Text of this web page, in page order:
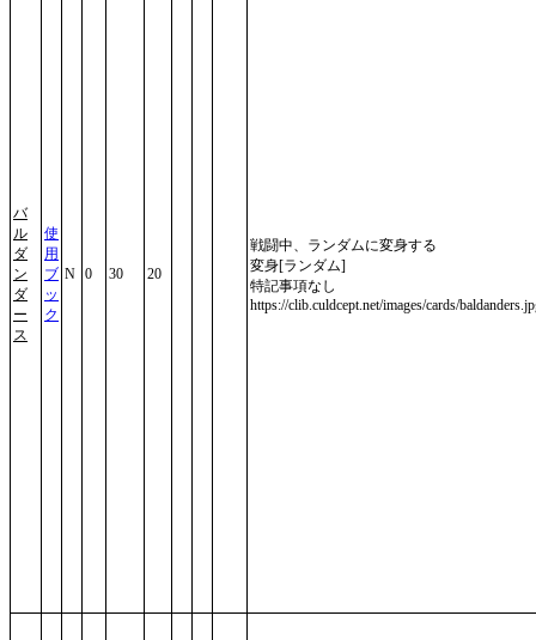
バ
ル
ダ
ン
ダ
ー
ス
使
用
ブ
ッ
ク
N 0 30 20
戦闘中、ランダムに変身する
変身[ランダム]
特記事項なし
https://clib.culdcept.net/images/cards/